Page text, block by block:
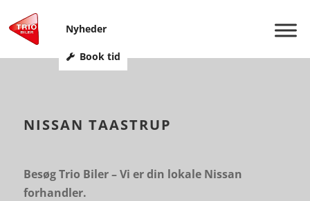
Nyheder
Book tid
NISSAN TAASTRUP
Besøg Trio Biler – Vi er din lokale Nissan
forhandler.